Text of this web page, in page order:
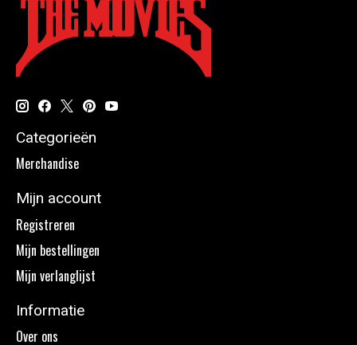
Categorieën
Merchandise
Mijn account
Registreren
Mijn bestellingen
Mijn verlanglijst
Informatie
Over ons